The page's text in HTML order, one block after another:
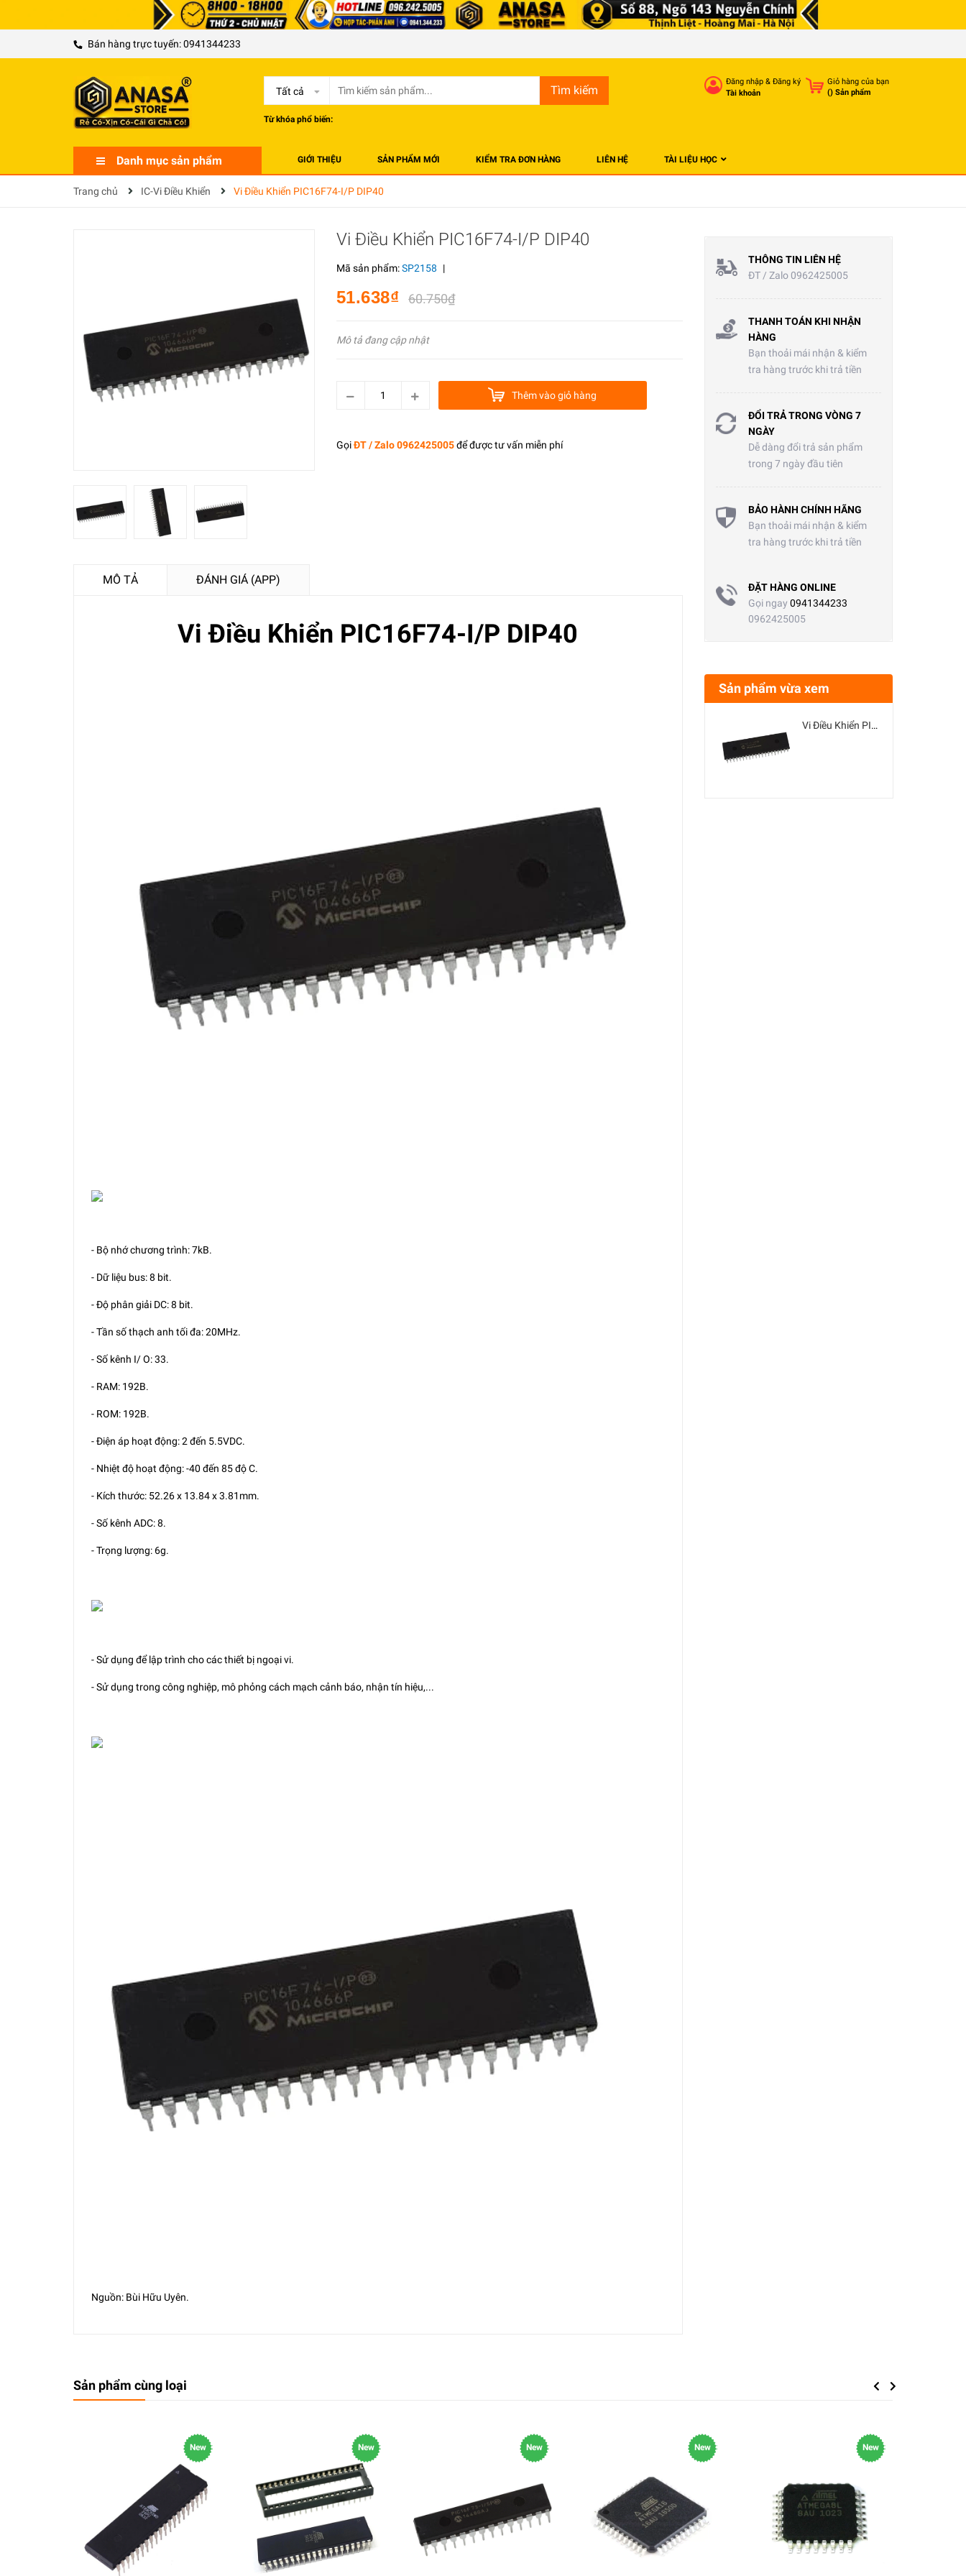
Bán hàng trực tuyến:0941344233
Tất cả Tìm kiếm
Từ khóa phổ biến:
Đăng nhập& Đăng ký
Tài khoản
Giỏ hàng của bạn
() Sản phẩm
Danh mục sản phẩm GIỚI THIỆU SẢN PHẨM MỚI KIỂM TRA ĐƠN HÀNG LIÊN HỆ TÀI LIỆU HỌC
Trang chủ IC-Vi Điều Khiển Vi Điều Khiển PIC16F74-I/P DIP40
Vi Điều Khiển PIC16F74-I/P DIP40
Mã sản phẩm:SP2158 |
51.638₫ 60.750₫
Mô tả đang cập nhật
Thêm vào giỏ hàng
GọiĐT / Zalo 0962425005để được tư vấn miễn phí
MÔ TẢ ĐÁNH GIÁ (APP)
Vi Điều Khiển PIC16F74-I/P DIP40
- Bộ nhớ chương trình: 7kB.
- Dữ liệu bus: 8 bit.
- Độ phân giải DC: 8 bit.
- Tần số thạch anh tối đa: 20MHz.
- Số kênh I/ O: 33.
- RAM: 192B.
- ROM: 192B.
- Điện áp hoạt động: 2 đến 5.5VDC.
- Nhiệt độ hoạt động: -40 đến 85 độ C.
- Kích thước: 52.26 x 13.84 x 3.81mm.
- Số kênh ADC: 8.
- Trọng lượng: 6g.
- Sử dụng để lập trình cho các thiết bị ngoại vi.
- Sử dụng trong công nghiệp, mô phỏng cách mạch cảnh báo, nhận tín hiệu,...
Nguồn: Bùi Hữu Uyên.
THÔNG TIN LIÊN HỆ
ĐT / Zalo 0962425005
THANH TOÁN KHI NHẬN
HÀNG
Bạn thoải mái nhận & kiểm
tra hàng trước khi trả tiền
ĐỔI TRẢ TRONG VÒNG 7
NGÀY
Dễ dàng đổi trả sản phẩm
trong 7 ngày đầu tiên
BẢO HÀNH CHÍNH HÃNG
Bạn thoải mái nhận & kiểm
tra hàng trước khi trả tiền
ĐẶT HÀNG ONLINE
Gọi ngay 0941344233
0962425005
Sản phẩm vừa xem
Vi Điều Khiển PIC16F74-I/P DIP40
Sản phẩm cùng loại Previous
New New New New New
Next